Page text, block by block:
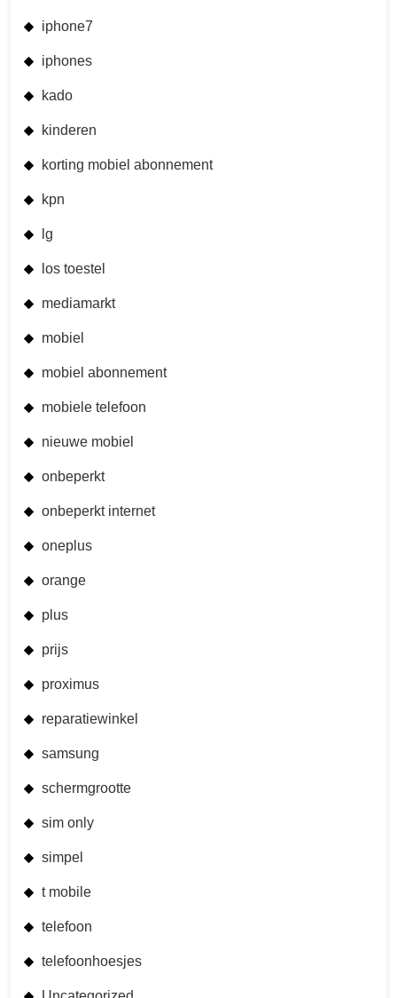
iphone7
iphones
kado
kinderen
korting mobiel abonnement
kpn
lg
los toestel
mediamarkt
mobiel
mobiel abonnement
mobiele telefoon
nieuwe mobiel
onbeperkt
onbeperkt internet
oneplus
orange
plus
prijs
proximus
reparatiewinkel
samsung
schermgrootte
sim only
simpel
t mobile
telefoon
telefoonhoesjes